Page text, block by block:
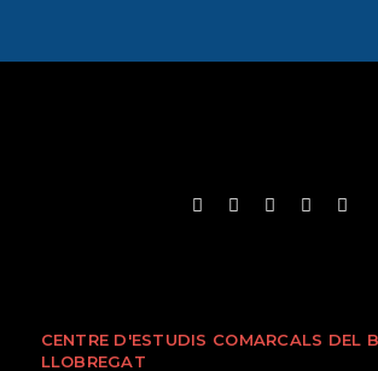
CENTRE D'ESTUDIS COMARCALS DEL
LLOBREGAT